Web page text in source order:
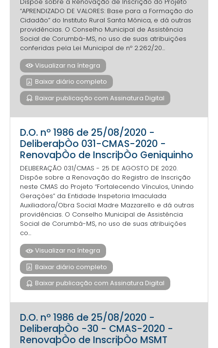
“APRENDIZADO DE VALORES: Base para a Formação do
Cidadão” do Instituto Rural Santa Mônica, e dá outras
providências. O Conselho Municipal de Assistência
Social de Corumbá-MS, no uso de suas atribuições
conferidas pela Lei Municipal de nº 2.262/20...
Visualizar na íntegra
Baixar diário completo
Baixar publicação com Assinatura Digital
D.O. nº 1986 de 25/08/2020 -
DeliberaþÒo 031-CMAS-2020 -
RenovaþÒo de InscriþÒo Geniquinho
DELIBERAÇÃO 031/CMAS - 25 DE AGOSTO DE 2020.
Dispõe sobre a Renovação do Registro de Inscrição
neste CMAS do Projeto “Fortalecendo Vínculos, Unindo
Gerações” da Entidade Inspetoria Imaculada
Auxiliadora/Obra Social Madre Mazzarello e dá outras
providências. O Conselho Municipal de Assistência
Social de Corumbá-MS, no uso de suas atribuições
co...
Visualizar na íntegra
Baixar diário completo
Baixar publicação com Assinatura Digital
D.O. nº 1986 de 25/08/2020 -
DeliberaþÒo -30 - CMAS-2020 -
RenovaþÒo de InscriþÒo MSMT